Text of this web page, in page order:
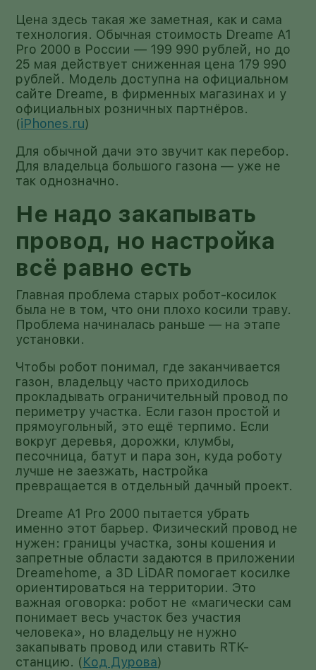
Цена здесь такая же заметная, как и сама
технология. Обычная стоимость Dreame A1
Pro 2000 в России — 199 990 рублей, но до
25 мая действует сниженная цена 179 990
рублей. Модель доступна на официальном
сайте Dreame, в фирменных магазинах и у
официальных розничных партнёров.
(iPhones.ru)
Для обычной дачи это звучит как перебор.
Для владельца большого газона — уже не
так однозначно.
Не надо закапывать
провод, но настройка
всё равно есть
Главная проблема старых робот-косилок
была не в том, что они плохо косили траву.
Проблема начиналась раньше — на этапе
установки.
Чтобы робот понимал, где заканчивается
газон, владельцу часто приходилось
прокладывать ограничительный провод по
периметру участка. Если газон простой и
прямоугольный, это ещё терпимо. Если
вокруг деревья, дорожки, клумбы,
песочница, батут и пара зон, куда роботу
лучше не заезжать, настройка
превращается в отдельный дачный проект.
Dreame A1 Pro 2000 пытается убрать
именно этот барьер. Физический провод не
нужен: границы участка, зоны кошения и
запретные области задаются в приложении
Dreamehome, а 3D LiDAR помогает косилке
ориентироваться на территории. Это
важная оговорка: робот не «магически сам
понимает весь участок без участия
человека», но владельцу не нужно
закапывать провод или ставить RTK-
станцию. (Код Дурова)